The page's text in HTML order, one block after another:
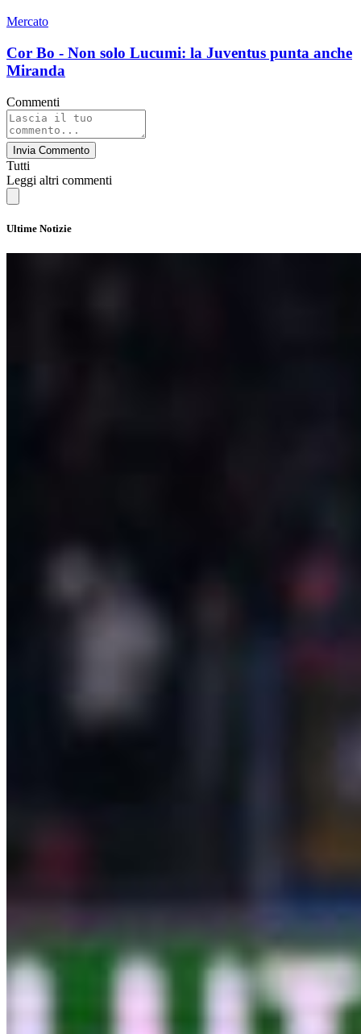
Mercato
Cor Bo - Non solo Lucumi: la Juventus punta anche
Miranda
Commenti
Invia Commento
Tutti
Leggi altri commenti
Ultime Notizie